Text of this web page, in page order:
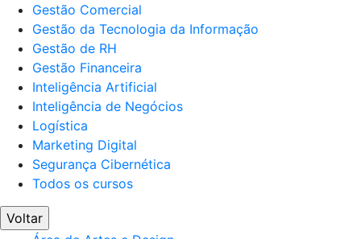
Gestão Comercial
Gestão da Tecnologia da Informação
Gestão de RH
Gestão Financeira
Inteligência Artificial
Inteligência de Negócios
Logística
Marketing Digital
Segurança Cibernética
Todos os cursos
Voltar